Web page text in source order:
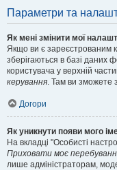
Параметри та
Як мені змінити мої
Якщо ви є зареєстрованим
зберігаються в базі даних
користувача у верхній
керування. Там ви зможете
Догори
Як уникнути появи мого
На вкладці "Особисті
Приховати моє
лише адміністраторам,